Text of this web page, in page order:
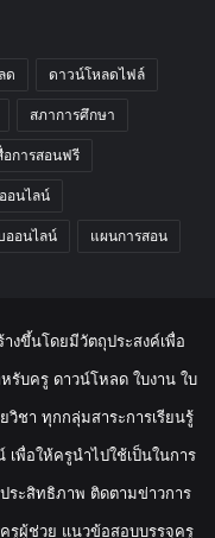
ด ดาวน์โหลดไฟล์
สภาการศึกษา
อการสอนฟรี
อนไลน์
ออนไลน์ แผนการสอน
งขึ้นโดยมีวัตถุประสงค์เพื่อ
รับครู ดาวน์โหลด ใบงาน ใบ
ชา ทุกกลุ่มสาระการเรียนรู้
พื่อให้ครูนำไปใช้เป็นในการ
ระสิทธิภาพ ติดตามข่าวการ
รูผู้ช่วย แนวข้อสอบบรรจุครู